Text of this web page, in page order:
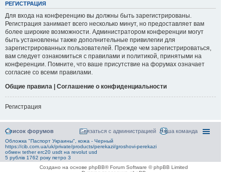
РЕГИСТРАЦИЯ
Для входа на конференцию вы должны быть зарегистрированы.
Регистрация занимает всего несколько минут, но предоставляет вам
более широкие возможности. Администратором конференции могут
быть установлены также дополнительные привилегии для
зарегистрированных пользователей. Прежде чем зарегистрироваться,
вам следует ознакомиться с правилами и политикой, принятыми на
конференции. Помните, что ваше присутствие на форумах означает
согласие со всеми правилами.
Общие правила | Соглашение о конфиденциальности
Регистрация
Список форумов Наша команда
Связаться с администрацией
Обложка "Паспорт Украины", кожа - Черный
https://cib.com.ua/uk/private/products/perekazi/groshovi-perekazi
обмен tether erc20 usdt на revolut usd
5 рублів 1762 року петро 3
Создано на основе phpBB® Forum Software © phpBB Limited